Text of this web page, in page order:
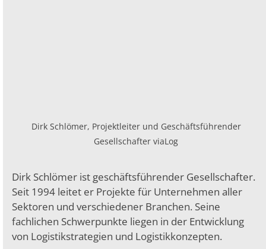
Dirk Schlömer, Projektleiter und Geschäftsführender
Gesellschafter viaLog
Dirk Schlömer ist geschäftsführender Gesellschafter.
Seit 1994 leitet er Projekte für Unternehmen aller
Sektoren und verschiedener Branchen. Seine
fachlichen Schwerpunkte liegen in der Entwicklung
von Logistikstrategien und Logistikkonzepten.